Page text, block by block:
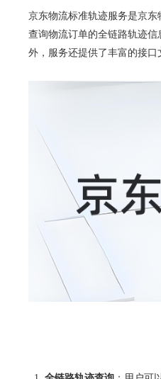
京东物流标准轨迹服务是京
查询物流订单的全链路轨迹
外，服务还提供了丰富的接